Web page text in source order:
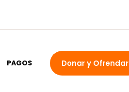
PAGOS Donar y Ofrendar